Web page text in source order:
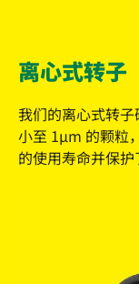
离心式转子
我们的离心式转
小至 1µm 的颗粒
的使用寿命并保护